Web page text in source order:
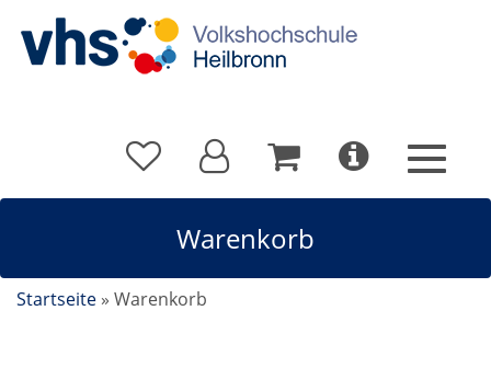
Warenkorb
Startseite » Warenkorb